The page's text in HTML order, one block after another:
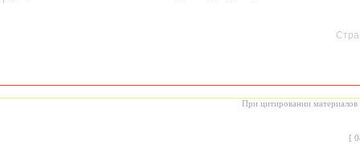
При цитировании материалов
[